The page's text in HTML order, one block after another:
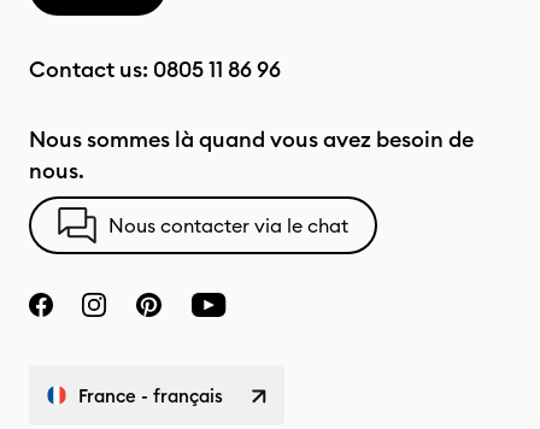
Contact us: 0805 11 86 96
Nous sommes là quand vous avez besoin de
nous.
Nous contacter via le chat
France - français